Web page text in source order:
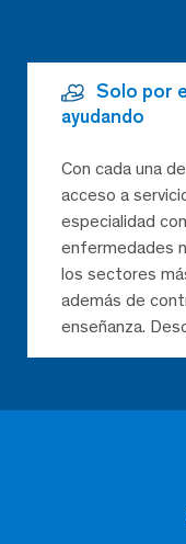
Solo por
ayudando
Con cada una
acceso a
especialidad
enfermedades
los sectores
además de
enseñanza.